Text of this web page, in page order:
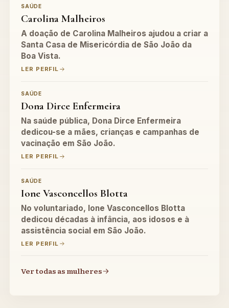
SAÚDE
Carolina Malheiros
A doação de Carolina Malheiros ajudou a criar a
Santa Casa de Misericórdia de São João da
Boa Vista.
LER PERFIL
SAÚDE
Dona Dirce Enfermeira
Na saúde pública, Dona Dirce Enfermeira
dedicou-se a mães, crianças e campanhas de
vacinação em São João.
LER PERFIL
SAÚDE
Ione Vasconcellos Blotta
No voluntariado, Ione Vasconcellos Blotta
dedicou décadas à infância, aos idosos e à
assistência social em São João.
LER PERFIL
Ver todas as mulheres